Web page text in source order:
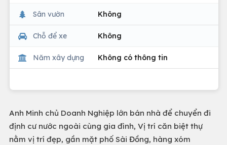
Sân vườn Không
Chỗ để xe Không
Năm xây dựng Không có thông tin
Anh Minh chủ Doanh Nghiệp lớn bán nhà để chuyển đi
định cư nước ngoài cùng gia đình, Vị trí căn biệt thự
nằm vị trí đẹp, gần mặt phố Sài Đồng, hàng xóm